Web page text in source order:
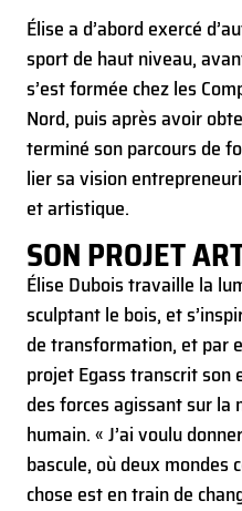
Élise a d’abord exercé
sport de haut niveau,
s’est formée chez les
Nord, puis après avoir
terminé son parcours de
lier sa vision
et artistique.
SON PROJET
Élise Dubois travaille la
sculptant le bois, et
de transformation, et par
projet Egass transcrit
des forces agissant sur la
humain. « J’ai voulu
bascule, où deux mondes
chose est en train de